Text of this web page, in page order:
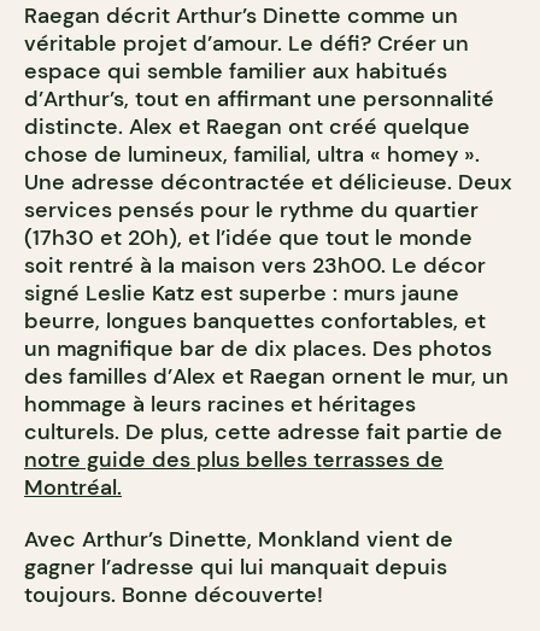
Raegan décrit Arthur’s Dinette comme un
véritable projet d’amour. Le défi? Créer un
espace qui semble familier aux habitués
d’Arthur’s, tout en affirmant une personnalité
distincte. Alex et Raegan ont créé quelque
chose de lumineux, familial, ultra « homey ».
Une adresse décontractée et délicieuse. Deux
services pensés pour le rythme du quartier
(17h30 et 20h), et l’idée que tout le monde
soit rentré à la maison vers 23h00. Le décor
signé Leslie Katz est superbe : murs jaune
beurre, longues banquettes confortables, et
un magnifique bar de dix places. Des photos
des familles d’Alex et Raegan ornent le mur, un
hommage à leurs racines et héritages
culturels. De plus, cette adresse fait partie de
notre guide des plus belles terrasses de
Montréal.
Avec Arthur’s Dinette, Monkland vient de
gagner l’adresse qui lui manquait depuis
toujours. Bonne découverte!